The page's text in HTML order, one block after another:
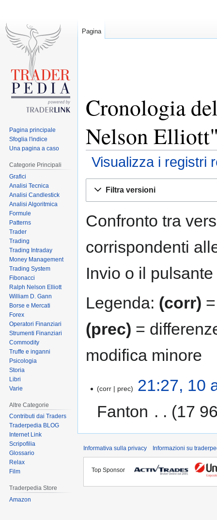
Cronologia
Nelson
Visualizza i registri
Filtra versioni
Confronto tra
corrispondenti
Invio o il
Legenda: (corr)
(prec) =
modifica minore
corr prec
21:27, 10
Fanton
17
Pagina
Pagina principale
Sfoglia l'indice
Una pagina a caso
Categorie Principali
Grafici
Analisi Tecnica
Analisi Candlestick
Analisi Algoritmica
Formule
Patterns
Trader
Trading
Trading Intraday
Money Management
Trading System
Fibonacci
Ralph Nelson Elliott
William D. Gann
Borse e Mercati
Forex
Operatori Finanziari
Strumenti Finanziari
Commodity
Truffe e inganni
Psicologia
Storia
Libri
Varie
Altre Categorie
Contributi dai Traders
Traderpedia BLOG
Internet Link
Scripofilia
Glossario
Relax
Film
Traderpedia Store
Amazon
Informativa sulla privacy Informazioni su
Top Sponsor